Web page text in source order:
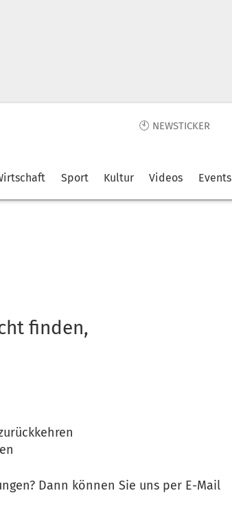
🕙 NEWSTICKER
Sport Kultur Videos Events
finden,
Dann können Sie uns per E-Mail